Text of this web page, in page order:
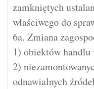
zamkniętych
właściwego do
6a. Zmiana
1) obiektów
2)
odnawialnych